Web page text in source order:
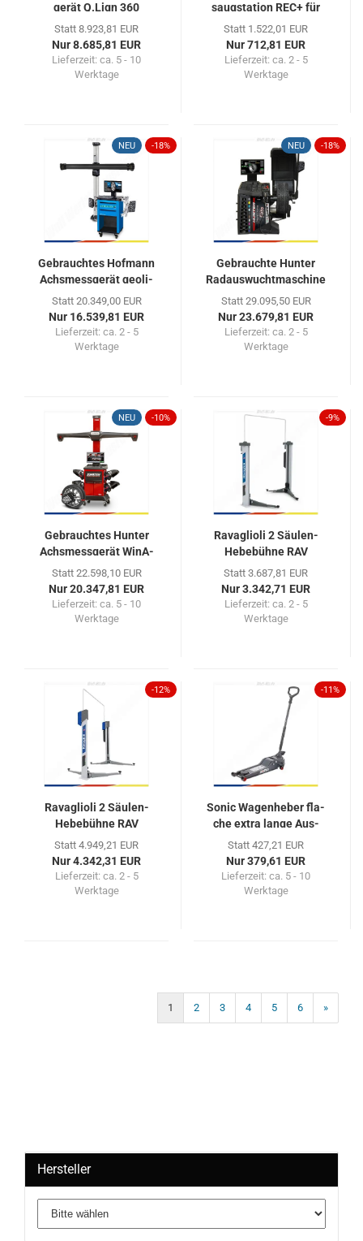
ge­rät Q.Lign 360
Start...
Statt 8.923,81 EUR
Nur 8.685,81 EUR
Lieferzeit: ca. 5 - 10
Werktage
saug­sta­ti­on REC+ für
R134a...
Statt 1.522,01 EUR
Nur 712,81 EUR
Lieferzeit: ca. 2 - 5
Werktage
NEU -18%
Ge­brauch­tes Hof­mann
Achs­mess­ge­rät geo­li­
ner...
Statt 20.349,00 EUR
Nur 16.539,81 EUR
Lieferzeit: ca. 2 - 5
Werktage
NEU -18%
Ge­brauch­te Hun­ter
Rad­aus­wucht­ma­schi­ne
Road...
Statt 29.095,50 EUR
Nur 23.679,81 EUR
Lieferzeit: ca. 2 - 5
Werktage
NEU -10%
Ge­brauch­tes Hun­ter
Achs­mess­ge­rät Wi­nA­
lign...
Statt 22.598,10 EUR
Nur 20.347,81 EUR
Lieferzeit: ca. 5 - 10
Werktage
-9%
Ra­vaglio­li 2 Säulen-​​​
He­be­büh­ne RAV
KPE32...
Statt 3.687,81 EUR
Nur 3.342,71 EUR
Lieferzeit: ca. 2 - 5
Werktage
-12%
Ra­vaglio­li 2 Säulen-​​​
He­be­büh­ne RAV
KPX35...
Statt 4.949,21 EUR
Nur 4.342,31 EUR
Lieferzeit: ca. 2 - 5
Werktage
-11%
Sonic Wa­gen­he­ber fla­
che extra lange Aus­
füh­rung...
Statt 427,21 EUR
Nur 379,61 EUR
Lieferzeit: ca. 5 - 10
Werktage
1 2 3 4 5 6 »
Hersteller